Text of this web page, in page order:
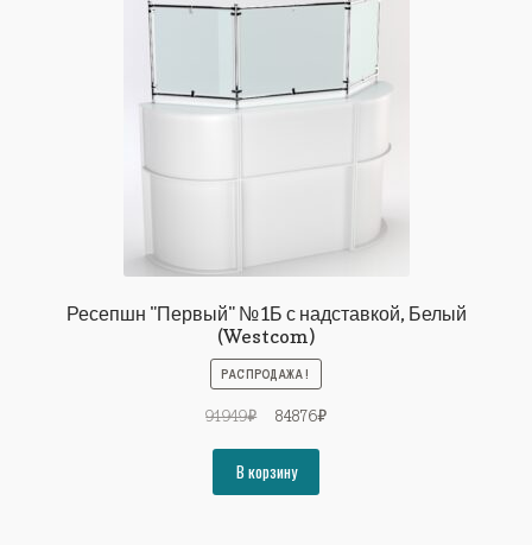
Ресепшн "Первый" №1Б с надставкой, Белый
(Westcom)
РАСПРОДАЖА!
91949₽
Первоначальная
составляла
91949₽.
84876₽Текущая
В корзину